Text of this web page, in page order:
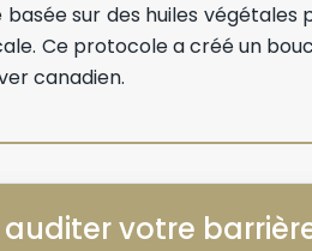
sur des huiles
Ce protocole a créé un
canadien.
votre